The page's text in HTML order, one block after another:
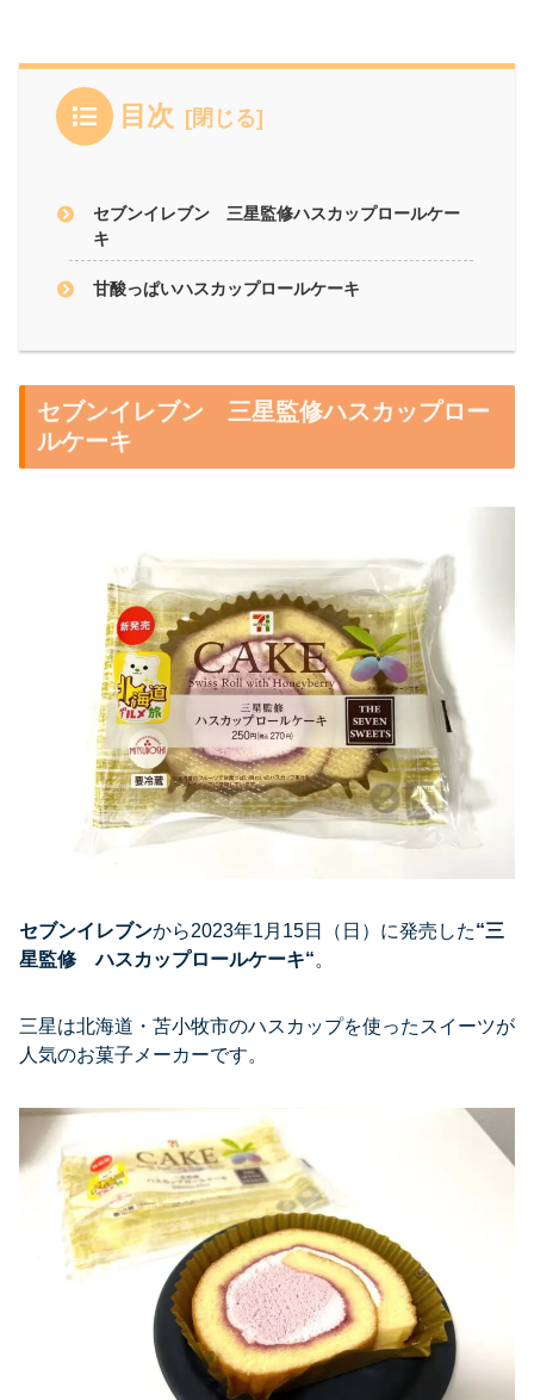
目次
セブンイレブン 三星監修ハスカップロールケー
キ
甘酸っぱいハスカップロールケーキ
セブンイレブン 三星監修ハスカップロー
ルケーキ
セブンイレブンから2023年1月15日（日）に発売した“三
星監修 ハスカップロールケーキ“。
三星は北海道・苫小牧市のハスカップを使ったスイーツが
人気のお菓子メーカーです。